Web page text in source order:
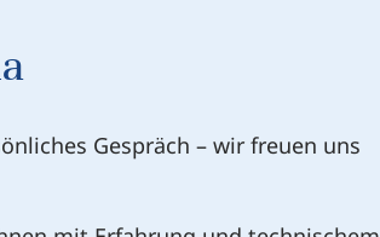
Gespräch – wir freuen uns